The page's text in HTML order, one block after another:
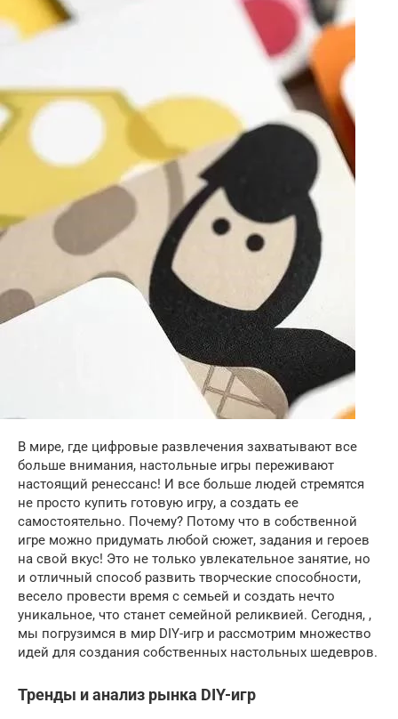
В мире, где цифровые развлечения захватывают все
больше внимания, настольные игры переживают
настоящий ренессанс! И все больше людей стремятся
не просто купить готовую игру, а создать ее
самостоятельно. Почему? Потому что в собственной
игре можно придумать любой сюжет, задания и героев
на свой вкус! Это не только увлекательное занятие, но
и отличный способ развить творческие способности,
весело провести время с семьей и создать нечто
уникальное, что станет семейной реликвией. Сегодня, ,
мы погрузимся в мир DIY-игр и рассмотрим множество
идей для создания собственных настольных шедевров.
Тренды и анализ рынка DIY-игр